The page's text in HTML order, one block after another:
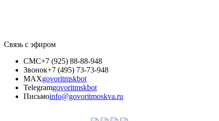
Связь с эфиром
СМС+7 (925) 88-88-948
Звонок+7 (495) 73-73-948
MAXgovoritmskbot
Telegramgovoritmskbot
Письмоinfo@govoritmoskva.ru